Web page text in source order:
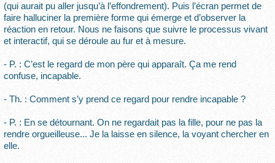
(qui aurait pu aller jusqu’à l’effondrement). Puis l’écran permet de
faire halluciner la première forme qui émerge et d’observer la
réaction en retour. Nous ne faisons que suivre le processus vivant
et interactif, qui se déroule au fur et à mesure.
- P. : C’est le regard de mon père qui apparaît. Ça me rend
confuse, incapable.
- Th. : Comment s’y prend ce regard pour rendre incapable ?
- P. : En se détournant. On ne regardait pas la fille, pour ne pas la
rendre orgueilleuse... Je la laisse en silence, la voyant chercher en
elle.